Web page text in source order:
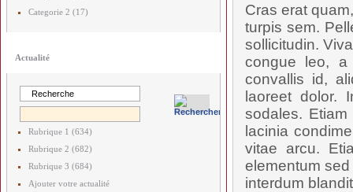
Categorie 2 (17)
Actualité
Rubrique 1 (634)
Rubrique 2 (682)
Rubrique 3 (684)
Ajouter votre actualité
Cras erat
turpis sem.
sollicitudin.
congue leo, a
convallis id,
laoreet dolor.
sodales.
lacinia
vitae arcu.
elementum
interdum